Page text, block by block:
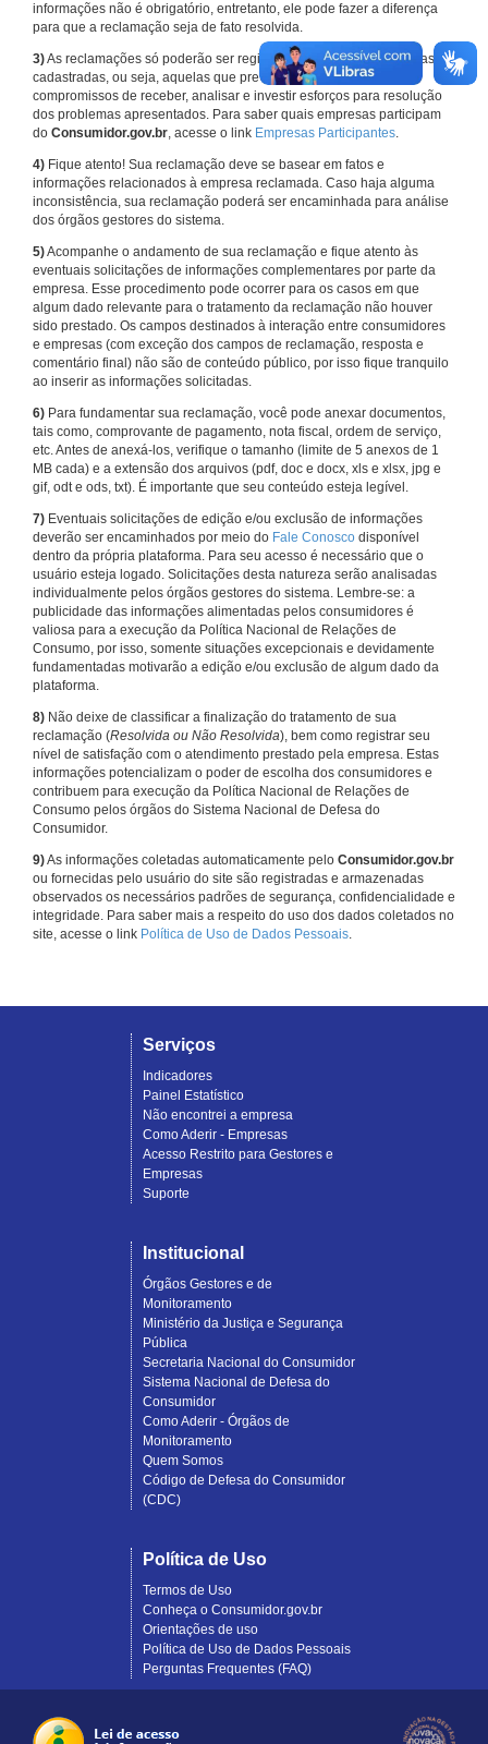
informações não é obrigatório, entretanto, ele pode fazer a diferença
para que a reclamação seja de fato resolvida.
3)As reclamações só poderão ser registradas em face de empresas
cadastradas, ou seja, aquelas que previamente assumiram
compromissos de receber, analisar e investir esforços para resolução
dos problemas apresentados. Para saber quais empresas participam
do Consumidor.gov.br, acesse o link Empresas Participantes.
4) Fique atento! Sua reclamação deve se basear em fatos e
informações relacionados à empresa reclamada. Caso haja alguma
inconsistência, sua reclamação poderá ser encaminhada para análise
dos órgãos gestores do sistema.
5)Acompanhe o andamento de sua reclamação e fique atento às
eventuais solicitações de informações complementares por parte da
empresa. Esse procedimento pode ocorrer para os casos em que
algum dado relevante para o tratamento da reclamação não houver
sido prestado. Os campos destinados à interação entre consumidores
e empresas (com exceção dos campos de reclamação, resposta e
comentário final) não são de conteúdo público, por isso fique tranquilo
ao inserir as informações solicitadas.
6) Para fundamentar sua reclamação, você pode anexar documentos,
tais como, comprovante de pagamento, nota fiscal, ordem de serviço,
etc. Antes de anexá-los, verifique o tamanho (limite de 5 anexos de 1
MB cada) e a extensão dos arquivos (pdf, doc e docx, xls e xlsx, jpg e
gif, odt e ods, txt). É importante que seu conteúdo esteja legível.
7) Eventuais solicitações de edição e/ou exclusão de informações
deverão ser encaminhados por meio do Fale Conosco disponível
dentro da própria plataforma. Para seu acesso é necessário que o
usuário esteja logado. Solicitações desta natureza serão analisadas
individualmente pelos órgãos gestores do sistema. Lembre-se: a
publicidade das informações alimentadas pelos consumidores é
valiosa para a execução da Política Nacional de Relações de
Consumo, por isso, somente situações excepcionais e devidamente
fundamentadas motivarão a edição e/ou exclusão de algum dado da
plataforma.
8) Não deixe de classificar a finalização do tratamento de sua
reclamação (Resolvida ou Não Resolvida), bem como registrar seu
nível de satisfação com o atendimento prestado pela empresa. Estas
informações potencializam o poder de escolha dos consumidores e
contribuem para execução da Política Nacional de Relações de
Consumo pelos órgãos do Sistema Nacional de Defesa do
Consumidor.
9)As informações coletadas automaticamente pelo Consumidor.gov.br
ou fornecidas pelo usuário do site são registradas e armazenadas
observados os necessários padrões de segurança, confidencialidade e
integridade. Para saber mais a respeito do uso dos dados coletados no
site, acesse o link Política de Uso de Dados Pessoais.
Serviços
Indicadores
Painel Estatístico
Não encontrei a empresa
Como Aderir - Empresas
Acesso Restrito para Gestores e
Empresas
Suporte
Institucional
Órgãos Gestores e de
Monitoramento
Ministério da Justiça e Segurança
Pública
Secretaria Nacional do Consumidor
Sistema Nacional de Defesa do
Consumidor
Como Aderir - Órgãos de
Monitoramento
Quem Somos
Código de Defesa do Consumidor
(CDC)
Política de Uso
Termos de Uso
Conheça o Consumidor.gov.br
Orientações de uso
Política de Uso de Dados Pessoais
Perguntas Frequentes (FAQ)